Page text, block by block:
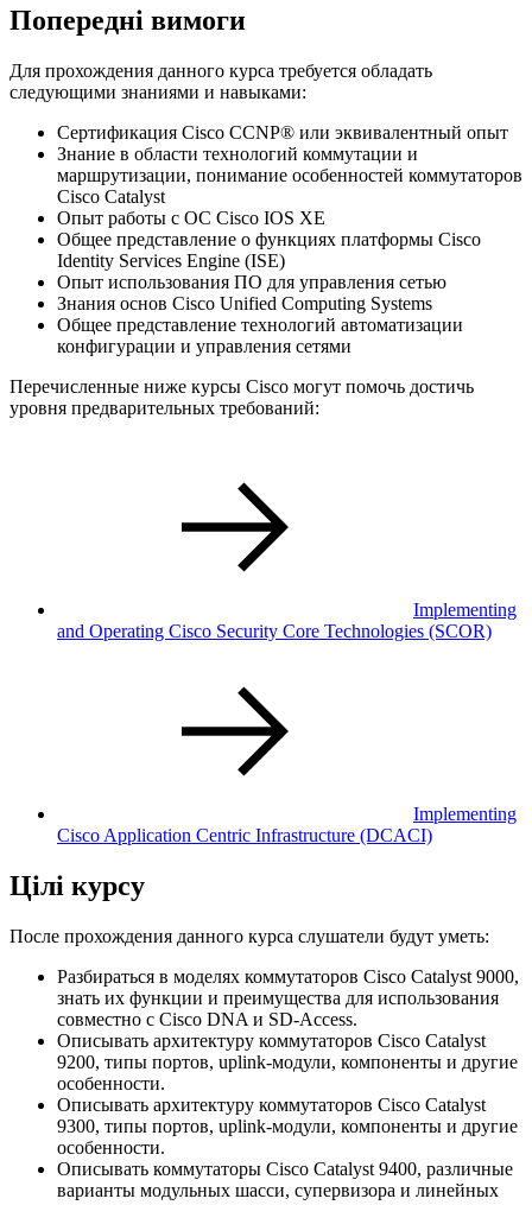
Попередні вимоги
Для прохождения данного курса требуется обладать
следующими знаниями и навыками:
Сертификация Cisco CCNP® или эквивалентный опыт
Знание в области технологий коммутации и
маршрутизации, понимание особенностей коммутаторов
Cisco Catalyst
Опыт работы с ОС Cisco IOS XE
Общее представление о функциях платформы Cisco
Identity Services Engine (ISE)
Опыт использования ПО для управления сетью
Знания основ Cisco Unified Computing Systems
Общее представление технологий автоматизации
конфигурации и управления сетями
Перечисленные ниже курсы Cisco могут помочь достичь
уровня предварительных требований:
Implementing
and Operating Cisco Security Core Technologies (SCOR)
Implementing
Cisco Application Centric Infrastructure (DCACI)
Цілі курсу
После прохождения данного курса слушатели будут уметь:
Разбираться в моделях коммутаторов Cisco Catalyst 9000,
знать их функции и преимущества для использования
совместно с Cisco DNA и SD-Access.
Описывать архитектуру коммутаторов Cisco Catalyst
9200, типы портов, uplink-модули, компоненты и другие
особенности.
Описывать архитектуру коммутаторов Cisco Catalyst
9300, типы портов, uplink-модули, компоненты и другие
особенности.
Описывать коммутаторы Cisco Catalyst 9400, различные
варианты модульных шасси, супервизора и линейных